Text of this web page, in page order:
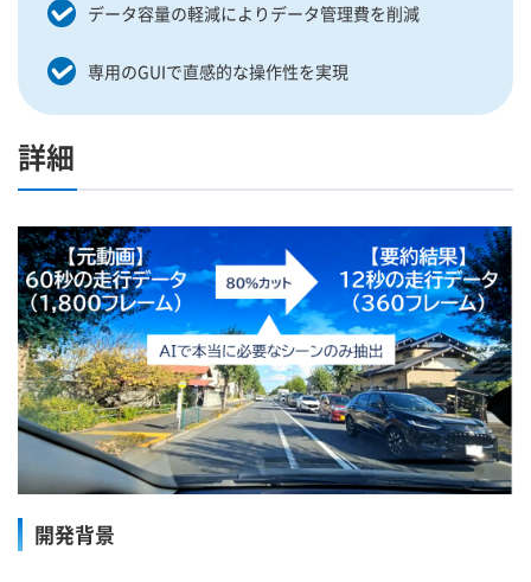
データ容量の軽減によりデータ管理費を削減
専用のGUIで直感的な操作性を実現
詳細
開発背景